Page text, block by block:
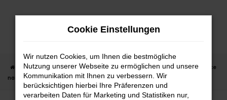
Zum
Startseite Herrenberg Ford
Ford Gebrauchtwagen | Lieferservice
nach Herrenberg
Cookie Einstellungen
Wir nutzen Cookies, um Ihnen die bestmögliche
Nutzung unserer Webseite zu ermöglichen und unsere
Kommunikation mit Ihnen zu verbessern. Wir
berücksichtigen hierbei Ihre Präferenzen und
verarbeiten Daten für Marketing und Statistiken nur,